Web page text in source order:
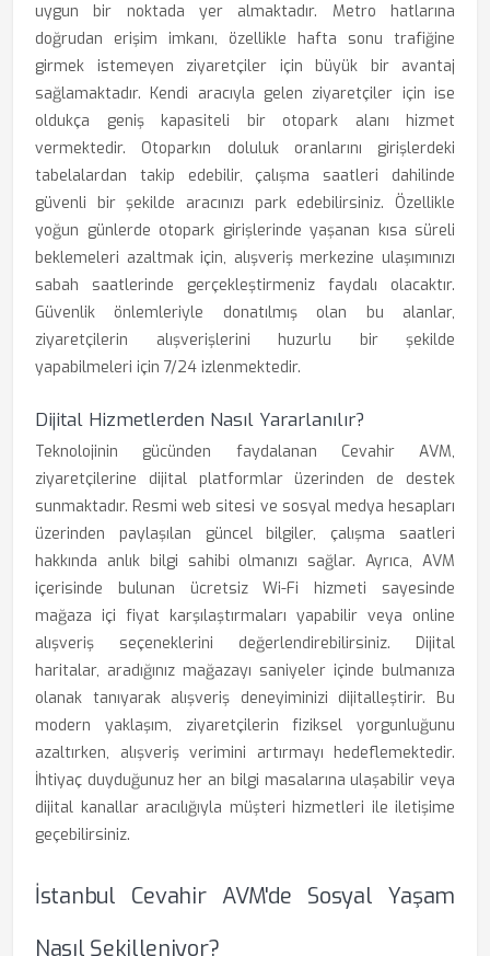
uygun bir noktada yer almaktadır. Metro hatlarına
doğrudan erişim imkanı, özellikle hafta sonu trafiğine
girmek istemeyen ziyaretçiler için büyük bir avantaj
sağlamaktadır. Kendi aracıyla gelen ziyaretçiler için ise
oldukça geniş kapasiteli bir otopark alanı hizmet
vermektedir. Otoparkın doluluk oranlarını girişlerdeki
tabelalardan takip edebilir, çalışma saatleri dahilinde
güvenli bir şekilde aracınızı park edebilirsiniz. Özellikle
yoğun günlerde otopark girişlerinde yaşanan kısa süreli
beklemeleri azaltmak için, alışveriş merkezine ulaşımınızı
sabah saatlerinde gerçekleştirmeniz faydalı olacaktır.
Güvenlik önlemleriyle donatılmış olan bu alanlar,
ziyaretçilerin alışverişlerini huzurlu bir şekilde
yapabilmeleri için 7/24 izlenmektedir.
Dijital Hizmetlerden Nasıl Yararlanılır?
Teknolojinin gücünden faydalanan Cevahir AVM,
ziyaretçilerine dijital platformlar üzerinden de destek
sunmaktadır. Resmi web sitesi ve sosyal medya hesapları
üzerinden paylaşılan güncel bilgiler, çalışma saatleri
hakkında anlık bilgi sahibi olmanızı sağlar. Ayrıca, AVM
içerisinde bulunan ücretsiz Wi-Fi hizmeti sayesinde
mağaza içi fiyat karşılaştırmaları yapabilir veya online
alışveriş seçeneklerini değerlendirebilirsiniz. Dijital
haritalar, aradığınız mağazayı saniyeler içinde bulmanıza
olanak tanıyarak alışveriş deneyiminizi dijitalleştirir. Bu
modern yaklaşım, ziyaretçilerin fiziksel yorgunluğunu
azaltırken, alışveriş verimini artırmayı hedeflemektedir.
İhtiyaç duyduğunuz her an bilgi masalarına ulaşabilir veya
dijital kanallar aracılığıyla müşteri hizmetleri ile iletişime
geçebilirsiniz.
İstanbul Cevahir AVM'de Sosyal Yaşam
Nasıl Şekilleniyor?